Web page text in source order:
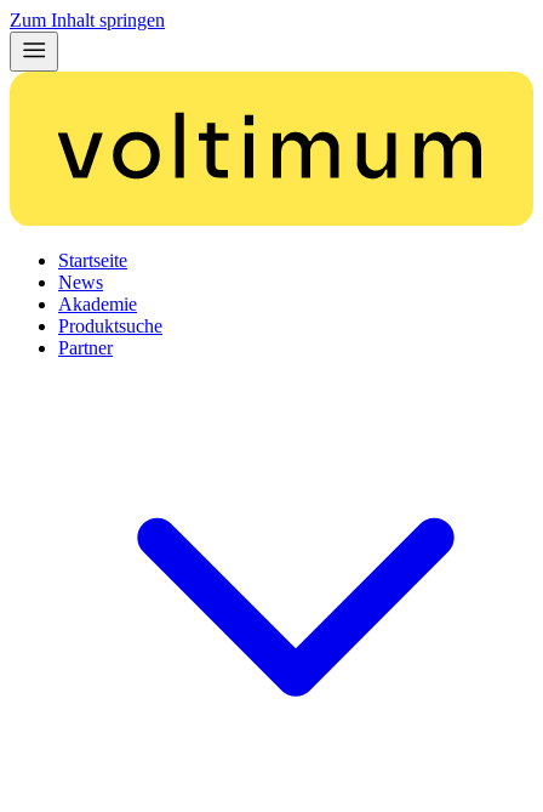
Zum Inhalt springen
Startseite
News
Akademie
Produktsuche
Partner